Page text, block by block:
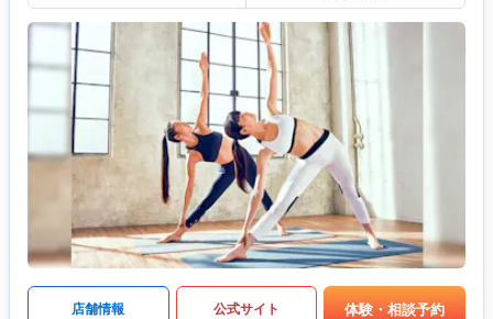
店舗情報 公式サイト 体験・相談予約